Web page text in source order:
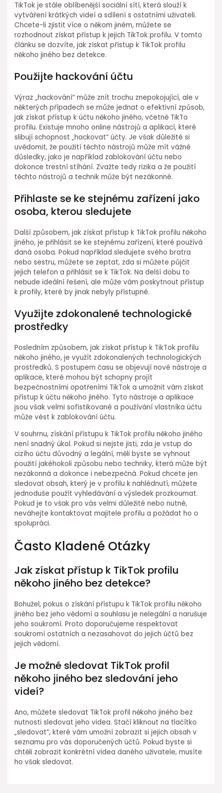
TikTok je stále oblíbenější sociální sítí, která slouží k
vytváření krátkých videí a sdílení s ostatními uživateli.
Chcete-li zjistit více o někom jiném, můžete se
rozhodnout získat přístup k jejich TikTok profilu. V tomto
článku se dozvíte, jak získat přístup k TikTok profilu
někoho jiného bez detekce.
Použijte hackování účtu
Výraz „hackování“ může znít trochu znepokojující, ale v
některých případech se může jednat o efektivní způsob,
jak získat přístup k účtu někoho jiného, včetně TikTo
profilu. Existuje mnoho online nástrojů a aplikací, které
slibují schopnost „hackovat“ účty. Je však důležité si
uvědomit, že použití těchto nástrojů může mít vážné
důsledky, jako je například zablokování účtu nebo
dokonce trestní stíhání. Zvažte tedy rizika a že použití
těchto nástrojů a technik může být nezákonné.
Přihlaste se ke stejnému zařízení jako
osoba, kterou sledujete
Další způsobem, jak získat přístup k TikTok profilu někoho
jiného, je přihlásit se ke stejnému zařízení, které používá
daná osoba. Pokud například sledujete svého bratra
nebo sestru, můžete se zeptat, zda si můžete půjčit
jejich telefon a přihlásit se k TikTok. Na delší dobu to
nebude ideální řešení, ale může vám poskytnout přístup
k profily, které by jinak nebyly přístupné.
Využijte zdokonalené technologické
prostředky
Posledním způsobem, jak získat přístup k TikTok profilu
někoho jiného, je využít zdokonalených technologických
prostředků. S postupem času se objevují nové nástroje a
aplikace, které mohou být schopny projít
bezpečnostními opatřeními TikTok a umožnit vám získat
přístup k účtu někoho jiného. Tyto nástroje a aplikace
jsou však velmi sofistikované a používání vlastníka účtu
může vést k zablokování účtu.
V souhrnu, získání přístupu k TikTok profilu někoho jiného
není snadný úkol. Pokud si nejste jisti, zda je vstup do
cizího účtu důvodný a legální, měli byste se vyhnout
použití jakéhokoli způsobu nebo techniky, která může být
nezákonná a dokonce i nebezpečná. Pokud chcete jen
sledovat obsah, který je v profilu k nahlédnutí, můžete
jednoduše použít vyhledávání a výsledek prozkoumat.
Pokud je to však pro vás velmi důležité nebo nutné,
neváhejte kontaktovat majitele profilu a požádat ho o
spolupráci.
Často Kladené Otázky
Jak získat přístup k TikTok profilu
někoho jiného bez detekce?
Bohužel, pokus o získání přístupu k TikTok profilu někoho
jiného bez jeho vědomí a souhlasu je nelegální a narušuje
jeho soukromí. Proto doporučujeme respektovat
soukromí ostatních a nezasahovat do jejich účtů bez
jejich vědomí.
Je možné sledovat TikTok profil
někoho jiného bez sledování jeho
videí?
Ano, můžete sledovat TikTok profil někoho jiného bez
nutnosti sledovat jeho videa. Stačí kliknout na tlačítko
„sledovat“, které vám umožní zobrazit si jejich obsah v
seznamu pro vás doporučených účtů. Pokud byste si
chtěli zobrazit konkrétní videa daného uživatele, musíte
ho však sledovat.